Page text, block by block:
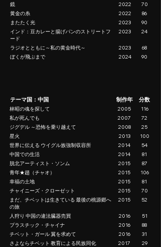
鏡
2022
70
黄金の糸
2022
86
またたく光
2023
90
インド：豆カレーと揚げパンのストリートフ
ード
2023 24
ラジオとともに～私の黄金時代～ 2023
68
ぼくが飛ぶまで
2024 90
テーマ国：中国 制作年 分数
林昭の魂を探して 2005
116
私が死んでも
2007
72
ジグデル ～恐怖を乗り越えて
2008
25
星火
2013
100
世界に伝える ウイグル族強制収容所
2014
54
中国での生活
2014
81
脱北アーティスト・ソンム
2015
87
青年★趙（チャオ）
2015
106
幸福の土地
2015
81
チャイニーズ・クローゼット
2015
70
まだ、チベットは生きている 最後の桃源郷へ
の旅
2015 52
人狩り 中国の違法臓器売買 2016
51
プラスチック・チャイナ
2016
88
チベット・ガール 翼を求めて
2016
31
さよならチベット 教育による民族同化
2017
29